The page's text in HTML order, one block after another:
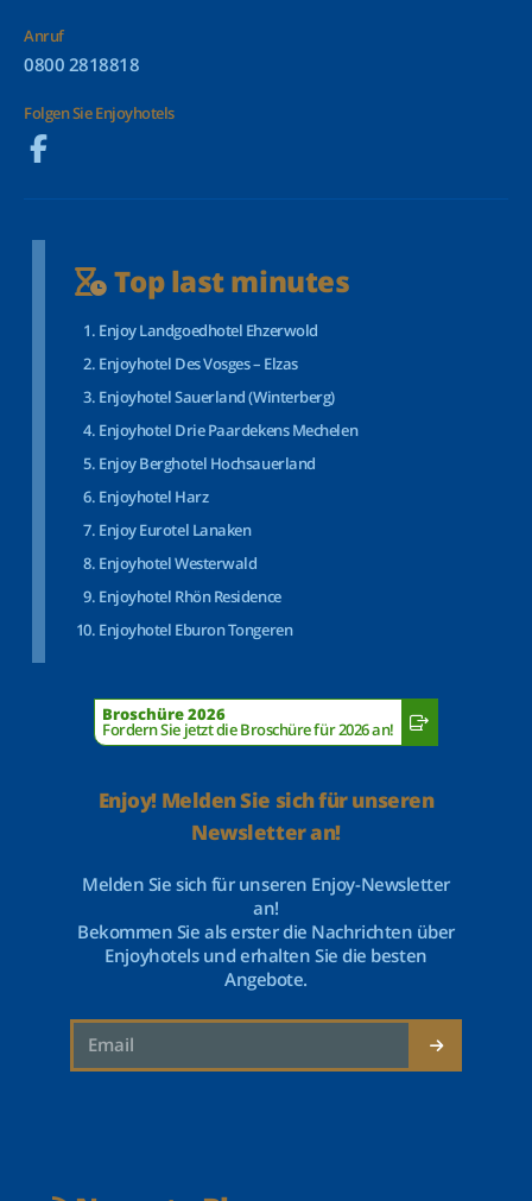
Anruf
0800 2818818
Folgen Sie Enjoyhotels
Top last minutes
Enjoy Landgoedhotel Ehzerwold
Enjoyhotel Des Vosges – Elzas
Enjoyhotel Sauerland (Winterberg)
Enjoyhotel Drie Paardekens Mechelen
Enjoy Berghotel Hochsauerland
Enjoyhotel Harz
Enjoy Eurotel Lanaken
Enjoyhotel Westerwald
Enjoyhotel Rhön Residence
Enjoyhotel Eburon Tongeren
Broschüre 2026
Fordern Sie jetzt die Broschüre für 2026 an!
Enjoy! Melden Sie sich für unseren
Newsletter an!
Melden Sie sich für unseren Enjoy-Newsletter
an!
Bekommen Sie als erster die Nachrichten über
Enjoyhotels und erhalten Sie die besten
Angebote.